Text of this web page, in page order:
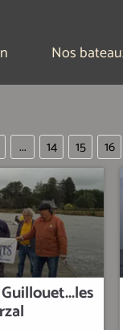
Nos
... 14 15 16